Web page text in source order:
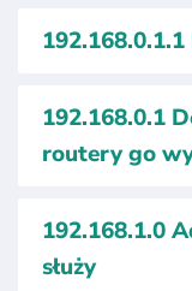
192.168.0.1
routery go
192.168.1.0
służy